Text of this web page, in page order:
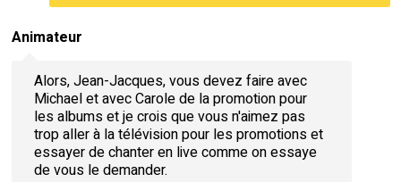
Animateur
Alors, Jean-Jacques, vous devez faire avec
Michael et avec Carole de la promotion pour
les albums et je crois que vous n'aimez pas
trop aller à la télévision pour les promotions et
essayer de chanter en live comme on essaye
de vous le demander.